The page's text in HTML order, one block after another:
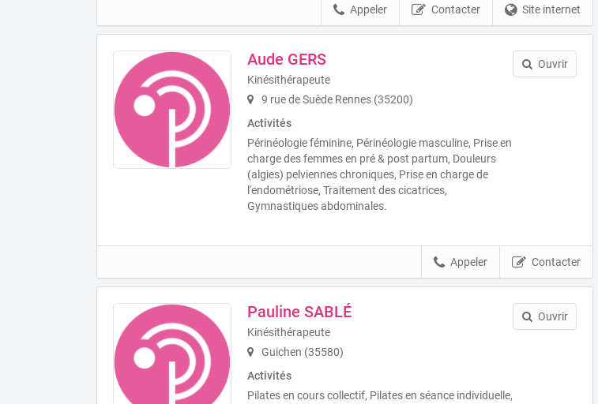
Site internet
Contacter
Appeler
Aude GERS
Kinésithérapeute
9 rue de Suède Rennes (35200)
Activités
Périnéologie féminine, Périnéologie masculine, Prise en
charge des femmes en pré & post partum, Douleurs
(algies) pelviennes chroniques, Prise en charge de
l'endométriose, Traitement des cicatrices,
Gymnastiques abdominales.
Ouvrir
Contacter
Appeler
Pauline SABLÉ
Kinésithérapeute
Guichen (35580)
Activités
Pilates en cours collectif, Pilates en séance individuelle,
Ouvrir